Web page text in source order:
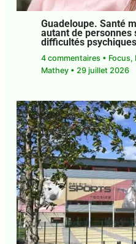
Guadeloupe. Santé
autant de personnes
difficultés
4 commentaires •Focus,